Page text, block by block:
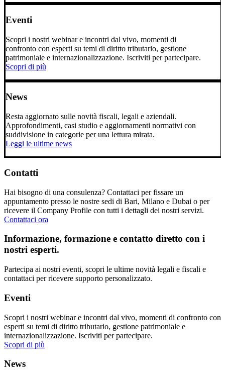
Eventi
Scopri i nostri webinar e incontri dal vivo, momenti di
confronto con esperti su temi di diritto tributario, gestione
patrimoniale e internazionalizzazione. Iscriviti per partecipare.
Scopri di più
News
Resta aggiornato sulle novità fiscali, legali e aziendali.
Approfondimenti, casi studio e aggiornamenti normativi con
suddivisione in categorie per una lettura mirata.
Leggi le ultime news
Contatti
Hai bisogno di una consulenza? Contattaci per fissare un
appuntamento presso le nostre sedi di Bari, Milano e Dubai o per
ricevere il Company Profile con tutti i dettagli dei nostri servizi.
Contattaci ora
Informazione, formazione e contatto diretto con i
nostri esperti.
Partecipa ai nostri eventi, scopri le ultime novità legali e fiscali e
contattaci per ricevere supporto personalizzato.
Eventi
Scopri i nostri webinar e incontri dal vivo, momenti di confronto con
esperti su temi di diritto tributario, gestione patrimoniale e
internazionalizzazione. Iscriviti per partecipare.
Scopri di più
News